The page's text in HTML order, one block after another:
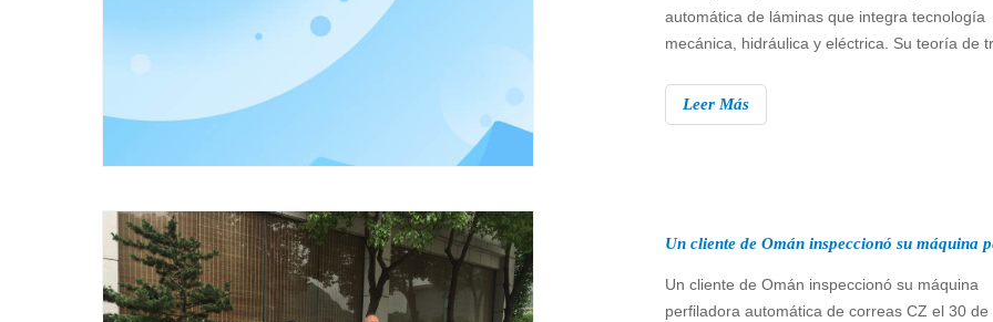
automática de láminas que integra tecnología
mecánica, hidráulica y eléctrica. Su teoría de
aluminio según se desee con diferentes
perfil. Es una industria de perfilado
Leer Más
Un cliente de Omán inspeccionó su máquina
perfiladora automática de correas CZ el 30 de